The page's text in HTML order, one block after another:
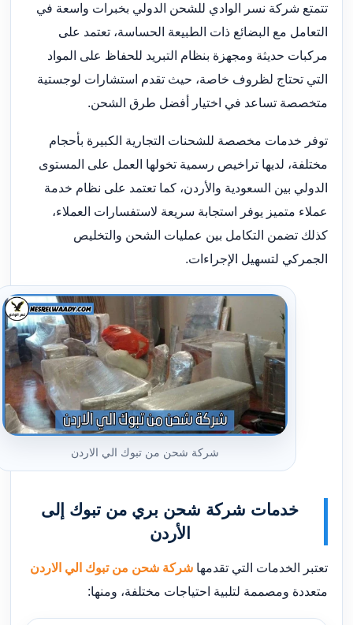
تتمتع شركة نسر الوادي للشحن الدولي بخبرات واسعة في
التعامل مع البضائع ذات الطبيعة الحساسة، تعتمد على
مركبات حديثة ومجهزة بنظام التبريد للحفاظ على المواد
التي تحتاج لظروف خاصة، حيث تقدم استشارات لوجستية
متخصصة تساعد في اختيار أفضل طرق الشحن.
توفر خدمات مخصصة للشحنات التجارية الكبيرة بأحجام
مختلفة، لديها تراخيص رسمية تخولها العمل على المستوى
الدولي بين السعودية والأردن، كما تعتمد على نظام خدمة
عملاء متميز يوفر استجابة سريعة لاستفسارات العملاء،
كذلك تضمن التكامل بين عمليات الشحن والتخليص
الجمركي لتسهيل الإجراءات.
شركة شحن من تبوك الي الاردن
خدمات شركة شحن بري من تبوك إلى
الأردن
تعتبر الخدمات التي تقدمهاشركة شحن من تبوك الي الاردن
متعددة ومصممة لتلبية احتياجات مختلفة، ومنها: